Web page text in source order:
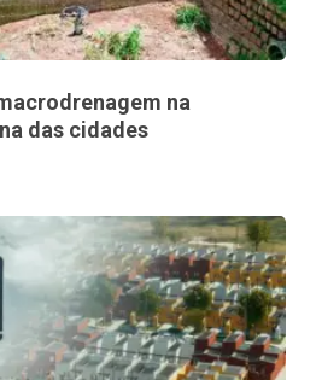
na
das cidades